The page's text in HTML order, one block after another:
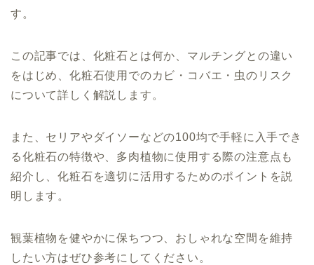
す。
この記事では、化粧石とは何か、マルチングとの違い
をはじめ、化粧石使用でのカビ・コバエ・虫のリスク
について詳しく解説します。
また、セリアやダイソーなどの100均で手軽に入手でき
る化粧石の特徴や、多肉植物に使用する際の注意点も
紹介し、化粧石を適切に活用するためのポイントを説
明します。
観葉植物を健やかに保ちつつ、おしゃれな空間を維持
したい方はぜひ参考にしてください。